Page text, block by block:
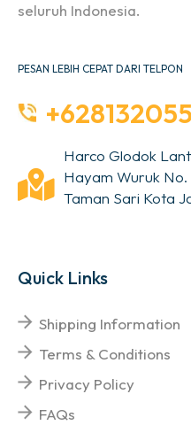
seluruh Indonesia.
PESAN LEBIH CEPAT DARI TELPON
Harco Glodok
Hayam Wuruk No.
Taman Sari Kota
Quick Links
Shipping Information
Terms & Conditions
Privacy Policy
FAQs